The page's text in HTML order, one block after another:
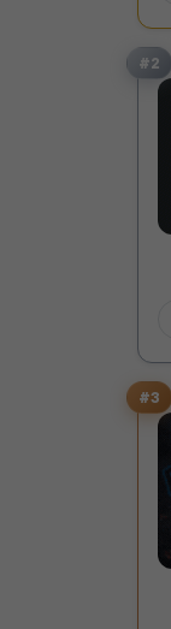
#2
#3